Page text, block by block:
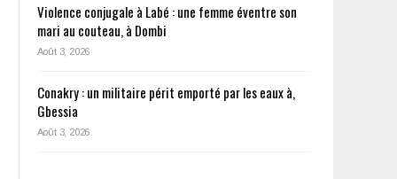
Violence conjugale à Labé : une femme éventre son
mari au couteau, à Dombi
Août 3, 2026
Conakry : un militaire périt emporté par les eaux à,
Gbessia
Août 3, 2026